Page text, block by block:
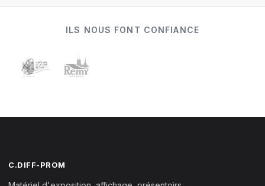
ILS NOUS FONT CONFIANCE
C.DIFF-PROM